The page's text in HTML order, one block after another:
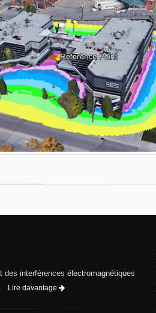
interférences électromagnétiques
Lire davantage